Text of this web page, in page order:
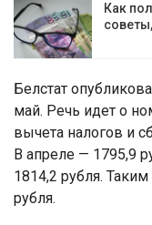
Как
Белстат
май. Речь идет о
вычета налогов и
В апреле — 1795,9
1814,2 рубля.
рубля.